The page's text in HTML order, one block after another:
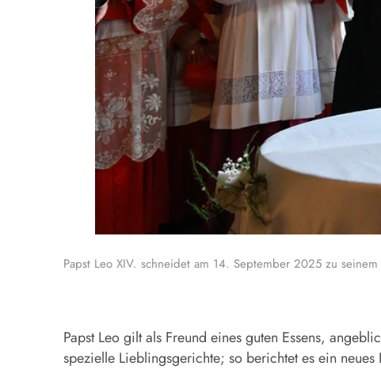
Papst Leo XIV. schneidet am 14. September 2025 zu
Papst Leo gilt als Freund eines guten Essens,
spezielle Lieblingsgerichte; so berichtet es ein neues